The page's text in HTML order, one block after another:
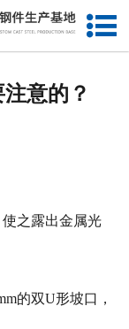
站首页
系我们
意的？
之露出金属光
的双U形坡口，